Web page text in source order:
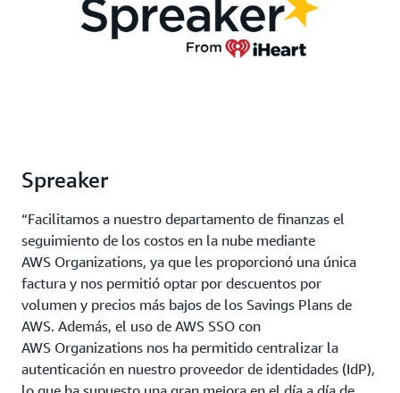
Spreaker
“Facilitamos a nuestro departamento de finanzas el
seguimiento de los costos en la nube mediante
AWS Organizations, ya que les proporcionó una única
factura y nos permitió optar por descuentos por
volumen y precios más bajos de los Savings Plans de
AWS. Además, el uso de AWS SSO con
AWS Organizations nos ha permitido centralizar la
autenticación en nuestro proveedor de identidades (IdP),